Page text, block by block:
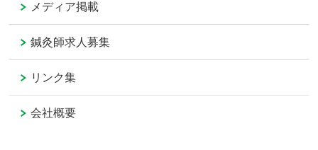
メディア掲載
鍼灸師求人募集
リンク集
会社概要